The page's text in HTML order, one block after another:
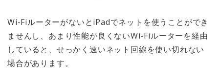
Wi-FiルーターがないとiPadでネットを使うことができ
ませんし、あまり性能が良くないWi-Fiルーターを経由
していると、せっかく速いネット回線を使い切れない
場合があります。